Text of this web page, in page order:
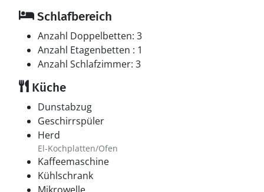
Schlafbereich
Anzahl Doppelbetten: 3
Anzahl Etagenbetten : 1
Anzahl Schlafzimmer: 3
Küche
Dunstabzug
Geschirrspüler
Herd
El-Kochplatten/Ofen
Kaffeemaschine
Kühlschrank